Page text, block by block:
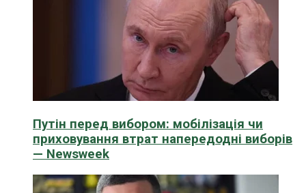
Путін перед вибором: мобілізація чи
приховування втрат напередодні виборів
— Newsweek